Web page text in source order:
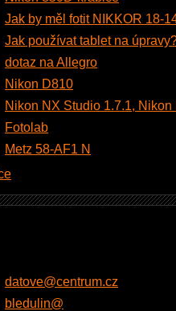
Jak by měl fotit NIKKOR 18-
Jak používat tablet na
dotaz na Allegro
Nikon D810
Nikon NX Studio 1.7.1,
Fotolab
Metz 58-AF1 N
datove@centrum.cz
bledulin@